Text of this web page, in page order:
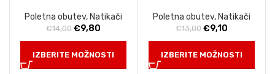
Poletna obutev, Natikači
€14,00 Izvirna
cena
je
€9,80
cena
je:
IZBERITE MOŽNOSTI
Poletna obutev, Natikači
€13,00 Izvirna
cena
je
€9,10Trenutna
cena
je:
IZBERITE MOŽNOSTI